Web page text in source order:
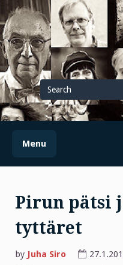
Skip
to
content
Search
for
Menu
Pirun pätsi
tyttäret
by Juha Siro